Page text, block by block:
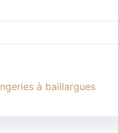
à baillargues